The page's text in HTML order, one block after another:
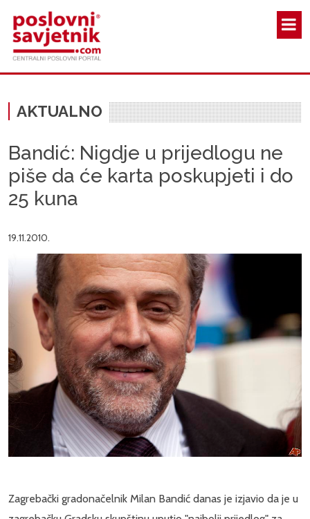
AKTUALNO
Bandić: Nigdje u prijedlogu ne
piše da će karta poskupjeti i do
25 kuna
19.11.2010.
Zagrebački gradonačelnik Milan Bandić danas je izjavio da je u